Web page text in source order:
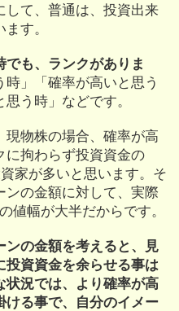
して、普通は、投資出来
す。
も、ランクがありま
時」「確率が高いと思う
う時」などです。
物株の場合、確率が高
に拘わらず投資資金の
家が多いと思います。そ
の金額に対して、実際
値幅が大半だからです。
ンの金額を考えると、見
投資資金を余らせる事は
状況では、より確率が高
ける事で、自分のイメー